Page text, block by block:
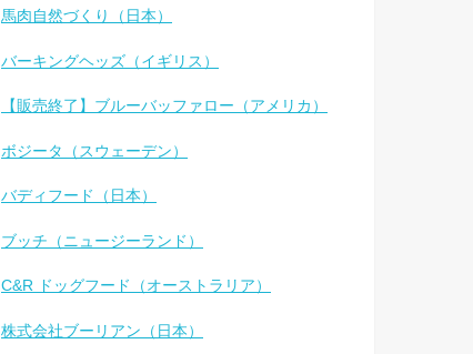
馬肉自然づくり（日本）
バーキングヘッズ（イギリス）
【販売終了】ブルーバッファロー（アメリカ）
ボジータ（スウェーデン）
バディフード（日本）
ブッチ（ニュージーランド）
C&R ドッグフード（オーストラリア）
株式会社ブーリアン（日本）